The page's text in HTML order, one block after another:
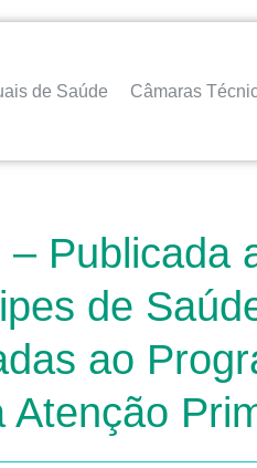
de Saúde Câmaras
Publicada
de
ao